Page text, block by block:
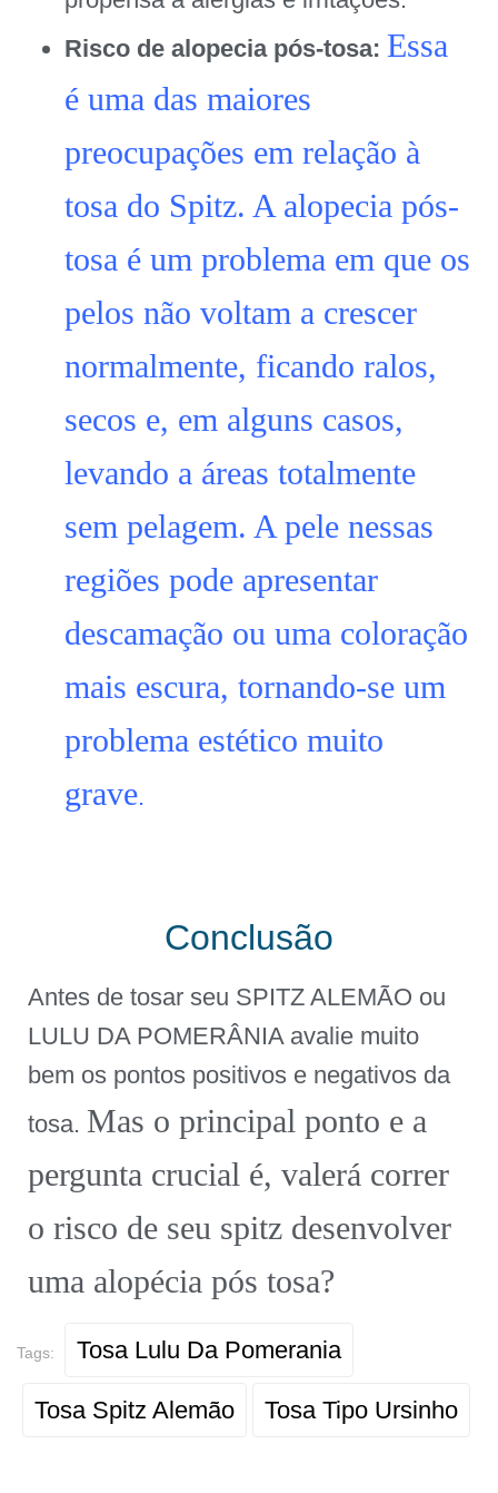
Risco de alopecia pós-tosa: Essa
é uma das maiores
preocupações em relação à
tosa do Spitz. A alopecia pós-
tosa é um problema em que os
pelos não voltam a crescer
normalmente, ficando ralos,
secos e, em alguns casos,
levando a áreas totalmente
sem pelagem. A pele nessas
regiões pode apresentar
descamação ou uma coloração
mais escura, tornando-se um
problema estético muito
grave.
Conclusão
Antes de tosar seu SPITZ ALEMÃO ou
LULU DA POMERÂNIA avalie muito
bem os pontos positivos e negativos da
tosa. Mas o principal ponto e a
pergunta crucial é, valerá correr
o risco de seu spitz desenvolver
uma alopécia pós tosa?
Tags: Tosa Lulu Da Pomerania
Tosa Spitz Alemão Tosa Tipo Ursinho